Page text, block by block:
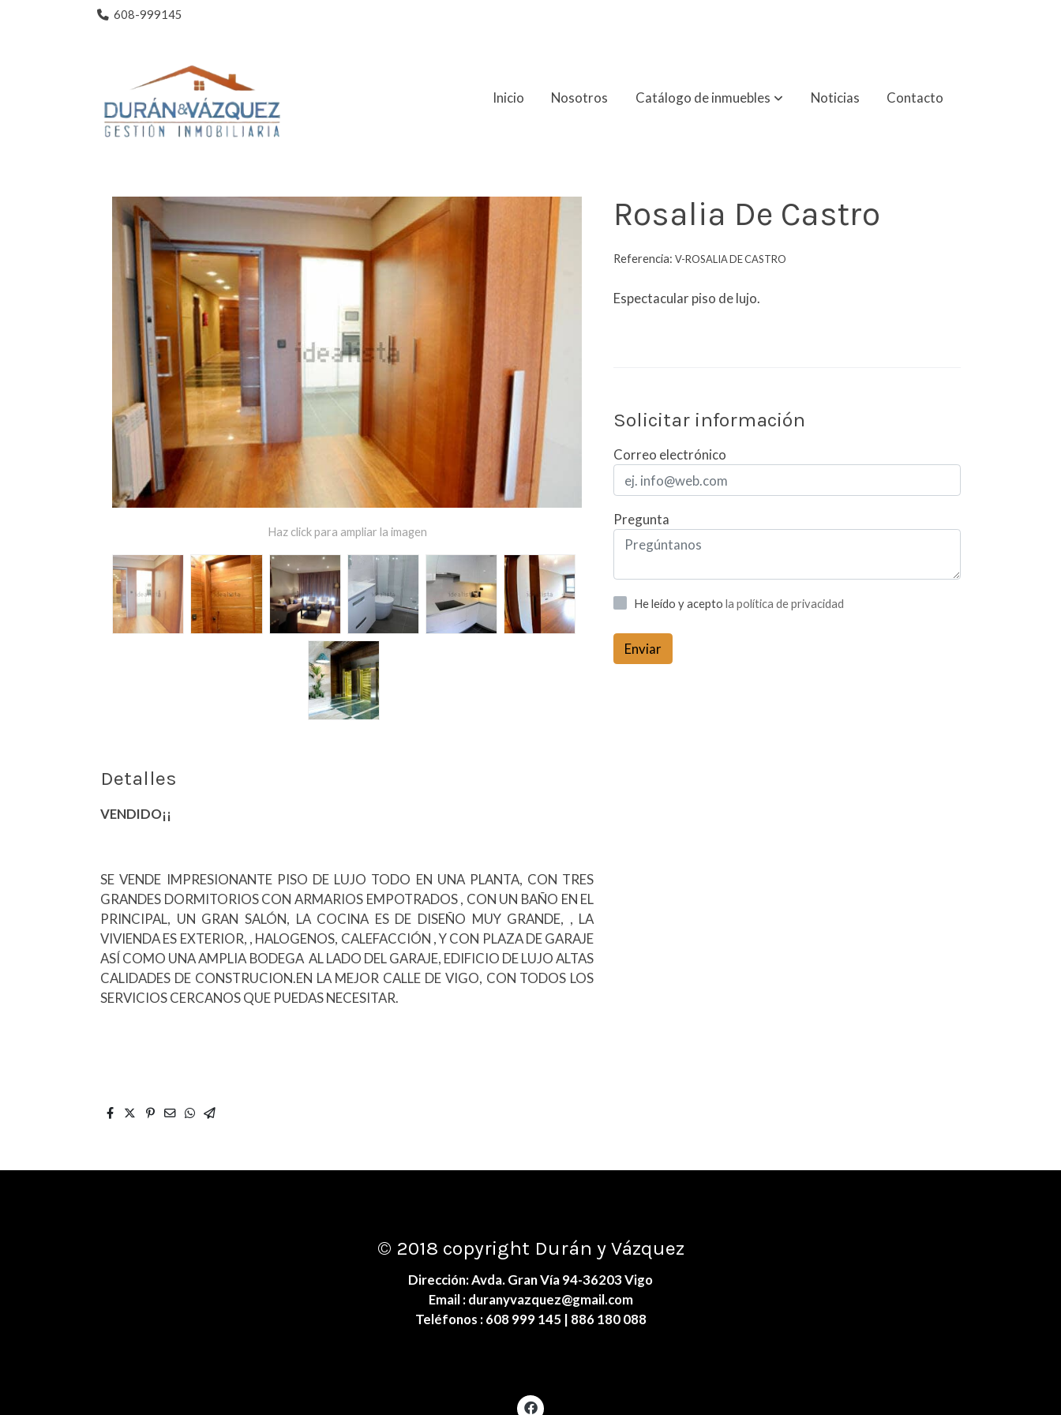
608-999145
Inicio Nosotros Catálogo de inmuebles Noticias Contacto
Haz click para ampliar la imagen
Detalles
VENDIDO¡¡
SE VENDE IMPRESIONANTE PISO DE LUJO TODO EN UNA PLANTA, CON TRES
GRANDES DORMITORIOS CON ARMARIOS EMPOTRADOS , CON UN BAÑO EN EL
PRINCIPAL, UN GRAN SALÓN, LA COCINA ES DE DISEÑO MUY GRANDE, , LA
VIVIENDA ES EXTERIOR, , HALOGENOS, CALEFACCIÓN , Y CON PLAZA DE GARAJE
ASÍ COMO UNA AMPLIA BODEGA AL LADO DEL GARAJE, EDIFICIO DE LUJO ALTAS
CALIDADES DE CONSTRUCION.EN LA MEJOR CALLE DE VIGO, CON TODOS LOS
SERVICIOS CERCANOS QUE PUEDAS NECESITAR.
Rosalia De Castro
Referencia:V-ROSALIA DE CASTRO
Espectacular piso de lujo.
Solicitar información
Correo electrónico
Pregunta
He leído y acepto la política de privacidad
Enviar
© 2018 copyright Durán y Vázquez
Dirección: Avda. Gran Vía 94-36203 Vigo
Email :duranyvazquez@gmail.com
Teléfonos :608 999 145 | 886 180 088